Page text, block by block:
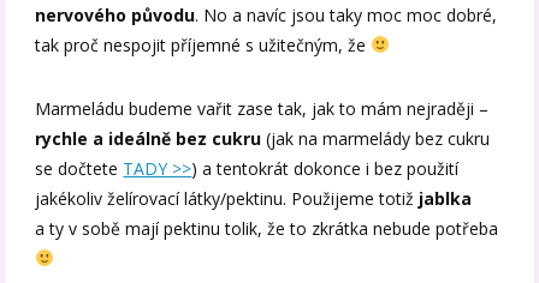
nervového původu. No a navíc jsou taky moc moc dobré,
tak proč nespojit příjemné s užitečným, že
Marmeládu budeme vařit zase tak, jak to mám nejraději –
rychle a ideálně bez cukru (jak na marmelády bez cukru
se dočtete TADY >>) a tentokrát dokonce i bez použití
jakékoliv želírovací látky/pektinu. Použijeme totiž jablka
a ty v sobě mají pektinu tolik, že to zkrátka nebude potřeba